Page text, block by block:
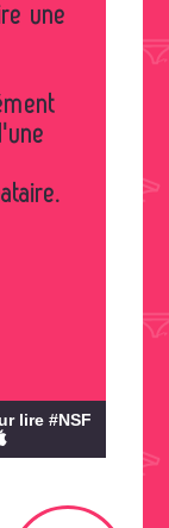
une
lire #NSF